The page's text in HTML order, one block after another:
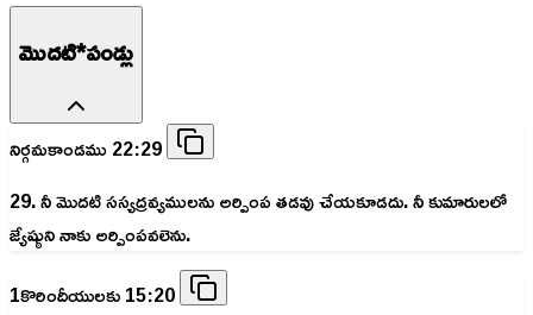
మొదటి*పండ్లు
నిర్గమకాండము 22:29
29. నీ మొదటి సస్యద్రవ్యములను అర్పింప తడవు చేయకూడదు. నీ కుమారులలో
జ్యేష్ఠుని నాకు అర్పింపవలెను.
1కొరిందీయులకు 15:20